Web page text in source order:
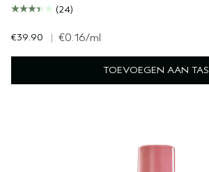
(24)
€39.90 | €0.16/ml
TOEVOEGEN AAN TAS